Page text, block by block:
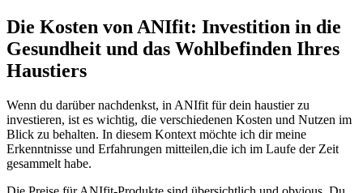
Die Kosten von ANIfit: ‌Investition in die
Gesundheit⁢ und das Wohlbefinden‍ Ihres
Haustiers
Wenn du ⁣darüber ⁢nachdenkst, in ‍ANIfit ⁤für dein haustier zu
investieren, ​ist es wichtig,‌ die‍ verschiedenen Kosten und Nutzen ⁤im
Blick⁤ zu behalten. ⁤In diesem Kontext möchte ich‌ dir meine
Erkenntnisse⁢ und⁢ Erfahrungen⁤ mitteilen,die ich im Laufe‍ der Zeit
⁢gesammelt habe.